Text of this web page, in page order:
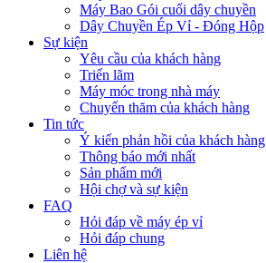
Máy Bao Gói cuối dây chuyền
Dây Chuyền Ép Vỉ - Đóng Hộp
Sự kiện
Yêu cầu của khách hàng
Triển lãm
Máy móc trong nhà máy
Chuyến thăm của khách hàng
Tin tức
Ý kiến phản hồi của khách hàng
Thông báo mới nhất
Sản phẩm mới
Hội chợ và sự kiện
FAQ
Hỏi đáp về máy ép vỉ
Hỏi đáp chung
Liên hệ